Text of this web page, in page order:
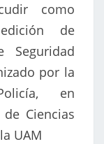
como
de
Seguridad
por la
en
Ciencias
UAM